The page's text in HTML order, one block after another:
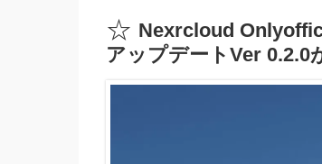
☆ Nexrcloud
アップデートVer 0.2.0